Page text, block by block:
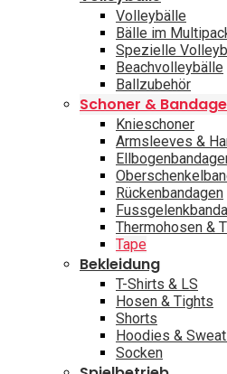
Volleybälle
Bälle im
Spezielle
Beachvolleybälle
Ballzubehör
Schoner &
Knieschoner
Armsleeves &
Rückenbandagen
Thermohosen &
Tape
Bekleidung
T-Shirts & LS
Hosen & Tights
Shorts
Hoodies &
Socken